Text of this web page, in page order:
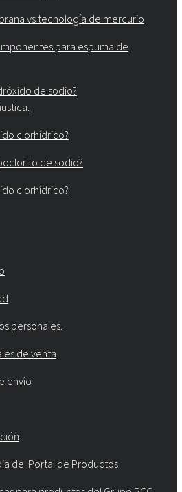
vs tecnología de mercurio
para espuma de
de sodio?
clorhídrico?
de sodio?
clorhídrico?
personales.
de venta
envío
del Portal de Productos